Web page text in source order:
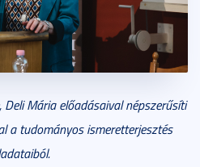
Deli Mária előadásaival népszerűsíti
a tudományos ismeretterjesztés